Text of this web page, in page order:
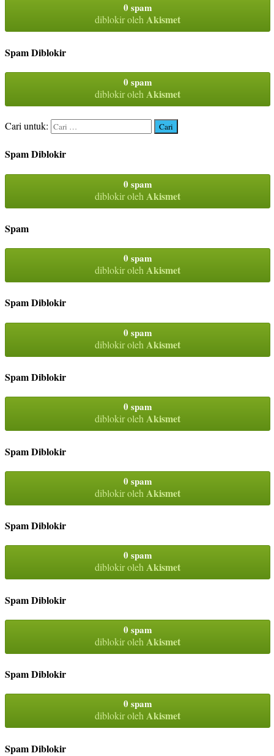
0 spam
diblokir olehAkismet
Spam Diblokir
0 spam
diblokir oleh Akismet
Cari untuk:
Spam Diblokir
0 spam
diblokir oleh Akismet
Spam
0 spam
diblokir olehAkismet
Spam Diblokir
0 spam
diblokir oleh Akismet
Spam Diblokir
0 spam
diblokir olehAkismet
Spam Diblokir
0 spam
diblokir oleh Akismet
Spam Diblokir
0 spam
diblokir olehAkismet
Spam Diblokir
0 spam
diblokir oleh Akismet
Spam Diblokir
0 spam
diblokir olehAkismet
Spam Diblokir